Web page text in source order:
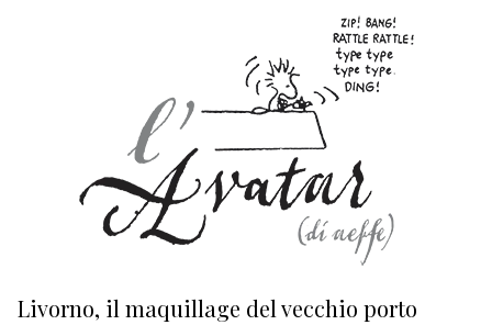
Livorno, il maquillage del vecchio porto